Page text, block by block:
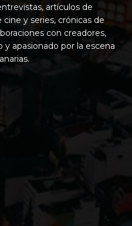
artículos de
y series, crónicas de
con creadores,
apasionado por la escena